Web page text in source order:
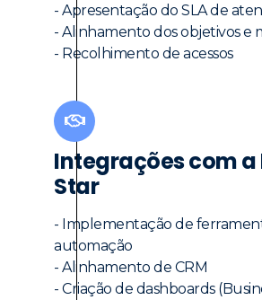
- Apresentação do SLA de
- Alinhamento dos objetivos e
- Recolhimento de acessos
Integrações com a
Star
- Implementação de
automação
- Alinhamento de CRM
- Criação de dashboards